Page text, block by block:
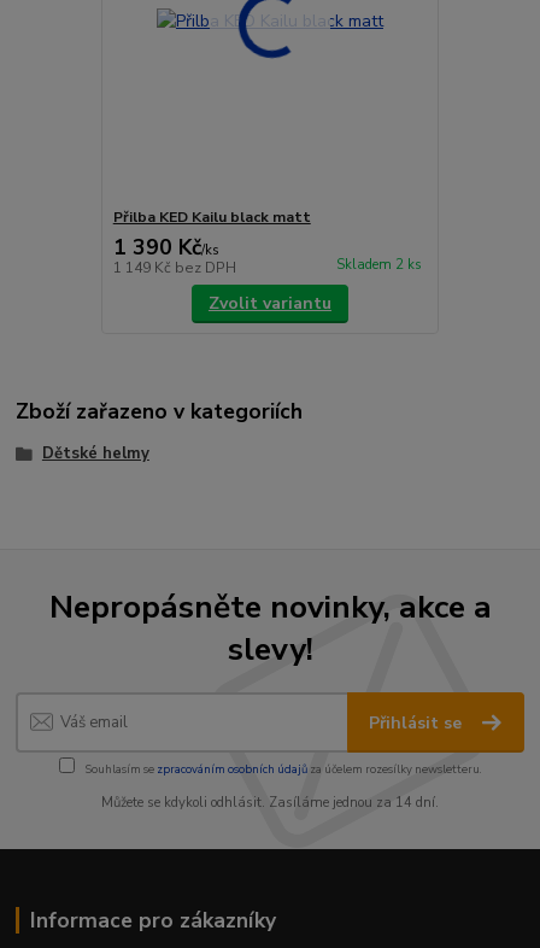
Přilba KED Kailu black matt
1 390 Kč/ks
1 149 Kč bez DPH Skladem 2 ks
Zvolit variantu
Zboží zařazeno v kategoriích
Dětské helmy
Nepropásněte novinky, akce a
slevy!
Přihlásit se
Souhlasím se zpracováním osobních údajůza účelem rozesílky newsletteru.
Můžete se kdykoli odhlásit. Zasíláme jednou za 14 dní.
Informace pro zákazníky